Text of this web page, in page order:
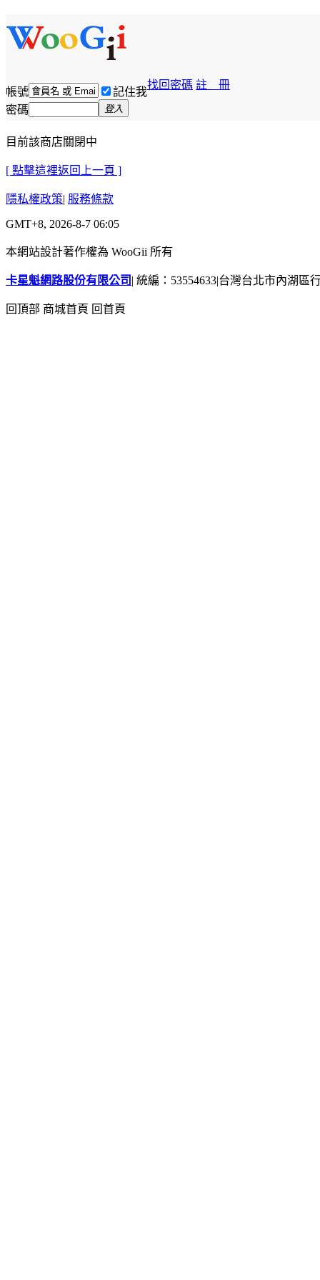
帳號 記住我
找回密碼 註 冊
密碼 登入
目前該商店關閉中
[ 點擊這裡返回上一頁 ]
隱私權政策| 服務條款
GMT+8, 2026-8-7 06:05
本網站設計著作權為 WooGii 所有
卡星魁網路股份有限公司 | 統編：53554633|台灣台北市內湖區
回頂部 商城首頁 回首頁